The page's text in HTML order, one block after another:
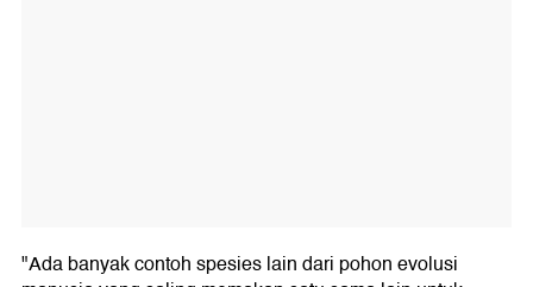
"Ada banyak contoh spesies lain dari pohon evolusi